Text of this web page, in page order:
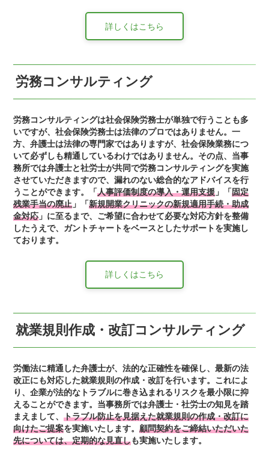
詳しくはこちら
労務コンサルティング
労務コンサルティングは社会保険労務士が単独で行うことも多
いですが、社会保険労務士は法律のプロではありません。一
方、弁護士は法律の専門家ではありますが、社会保険業務につ
いて必ずしも精通しているわけではありません。その点、当事
務所では弁護士と社労士が共同で労務コンサルティングを実施
させていただきますので、漏れのない総合的なアドバイスを行
うことができます。「人事評価制度の導入・運用支援 」「固定
残業手当の廃止 」「新規開業クリニックの新規適用手続・助成
金対応 」に至るまで、ご希望に合わせて必要な対応方針を整備
したうえで、ガントチャートをベースとしたサポートを実施し
ております。
詳しくはこちら
就業規則作成・改訂コンサルティング
労働法に精通した弁護士が、法的な正確性を確保し、最新の法
改正にも対応した就業規則の作成・改訂を行います。これによ
り、企業が法的なトラブルに巻き込まれるリスクを最小限に抑
えることができます。当事務所では弁護士・社労士の知見を踏
まえまして、トラブル防止を見据えた就業規則の作成・改訂に
向けたご提案を実施いたします。顧問契約をご締結いただいた
先については、定期的な見直しも実施いたします。